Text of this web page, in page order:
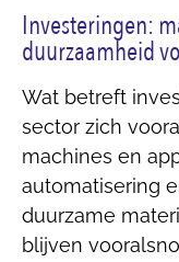
Investeringen:
duurzaamheid
Wat betreft
sector zich
machines en
automatisering
duurzame
blijven